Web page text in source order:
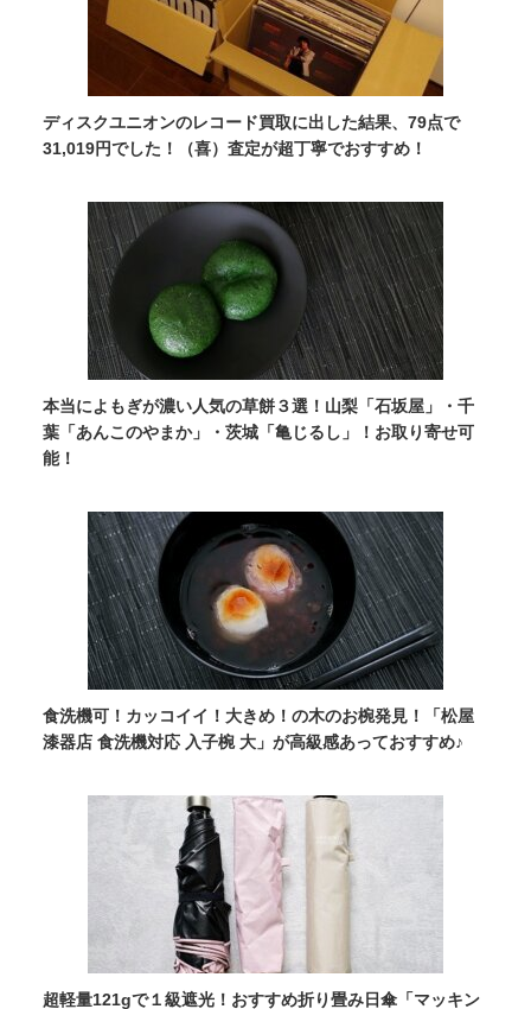
ディスクユニオンのレコード買取に出した結果、79点で
31,019円でした！（喜）査定が超丁寧でおすすめ！
本当によもぎが濃い人気の草餅３選！山梨「石坂屋」・千
葉「あんこのやまか」・茨城「亀じるし」！お取り寄せ可
能！
食洗機可！カッコイイ！大きめ！の木のお椀発見！「松屋
漆器店 食洗機対応 入子椀 大」が高級感あっておすすめ♪
超軽量121gで１級遮光！おすすめ折り畳み日傘「マッキン